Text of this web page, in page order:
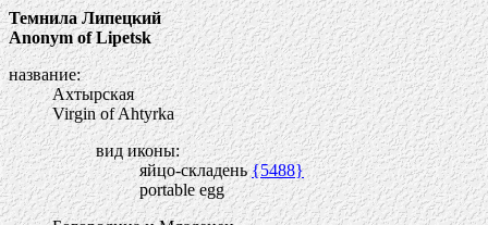
Темнила Липецкий
Anonym of Lipetsk
название:
Ахтырская
Virgin of Ahtyrka
вид иконы:
яйцо-складень{5488}
portable egg